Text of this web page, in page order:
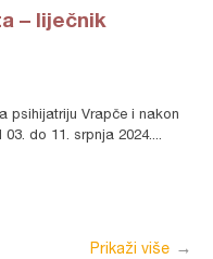
– liječnik
do 11. srpnja 2024....
Prikaži više